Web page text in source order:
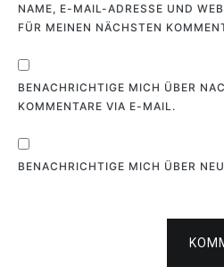
NAME, E-MAIL-ADRESSE UND
FÜR MEINEN NÄCHSTEN
BENACHRICHTIGE MICH ÜBER
KOMMENTARE VIA E-MAIL.
BENACHRICHTIGE MICH ÜBER